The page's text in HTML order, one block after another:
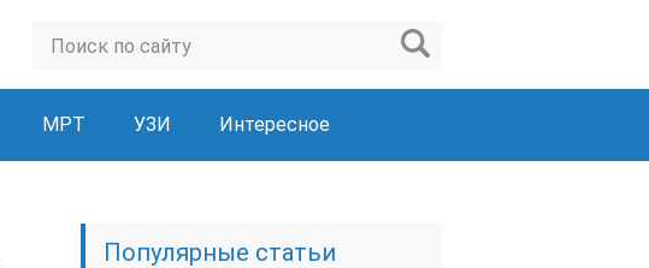
МРТ УЗИ Интересное
Популярные статьи